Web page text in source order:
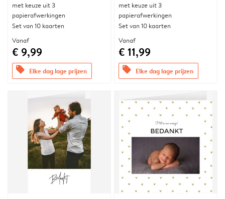
met keuze uit 3
papierafwerkingen
Set van 10 kaarten
Vanaf
€ 9,99
offers Elke dag lage prijzen
met keuze uit 3
papierafwerkingen
Set van 10 kaarten
Vanaf
€ 11,99
offers Elke dag lage prijzen